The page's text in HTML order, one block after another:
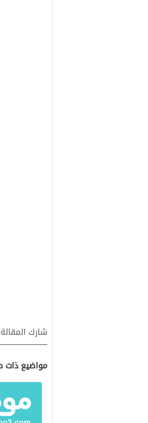
شارك المقالة
مواضيع ذات